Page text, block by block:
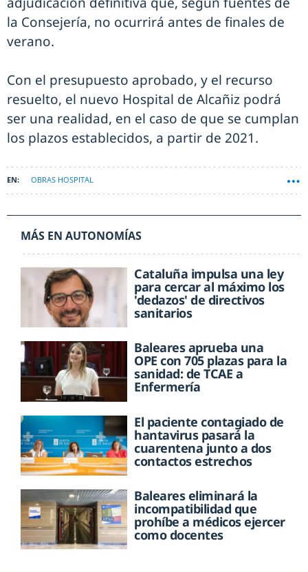
la Consejería, no ocurrirá antes de finales de
verano.
Con el presupuesto aprobado, y el recurso
resuelto, el nuevo Hospital de Alcañiz podrá
ser una realidad, en el caso de que se cumplan
los plazos establecidos, a partir de 2021.
OBRAS HOSPITAL
MÁS EN AUTONOMÍAS
Cataluña impulsa una ley
para cercar al máximo los
'dedazos' de directivos
sanitarios
Baleares aprueba una
OPE con 705 plazas para la
sanidad: de TCAE a
Enfermería
El paciente contagiado de
hantavirus pasará la
cuarentena junto a dos
contactos estrechos
Baleares eliminará la
incompatibilidad que
prohíbe a médicos ejercer
como docentes